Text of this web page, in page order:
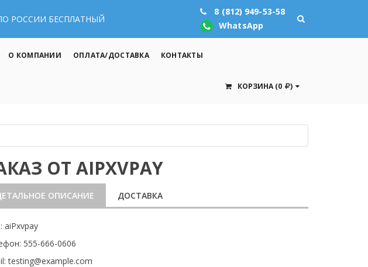
РОССИИ БЕСПЛАТНЫЙ
8 (812) 949-53-58
WhatsApp
О КОМПАНИИ ОПЛАТА/ДОСТАВКА КОНТАКТЫ
КОРЗИНА (0 )
ОТ AIPXVPAY
ОПИСАНИЕ ДОСТАВКА
aiPxvpay
555-666-0606
testing@example.com